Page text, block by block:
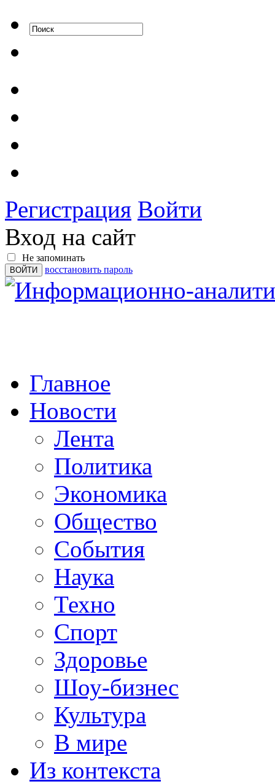
Регистрация Войти
Вход на сайт
Не запоминать
восстановить пароль
Главное
Новости
Лента
Политика
Экономика
Общество
События
Наука
Техно
Спорт
Здоровье
Шоу-бизнес
Культура
В мире
Из контекста